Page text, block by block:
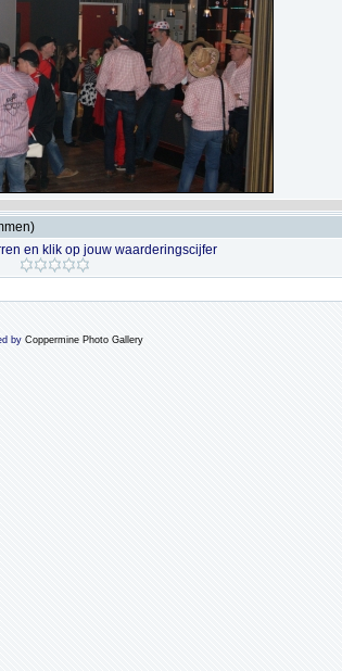
en klik op jouw waarderingscijfer
by Coppermine Photo Gallery